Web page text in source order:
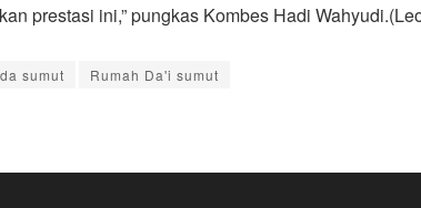
prestasi ini,” pungkas Kombes Hadi
sumut Rumah Da'i sumut